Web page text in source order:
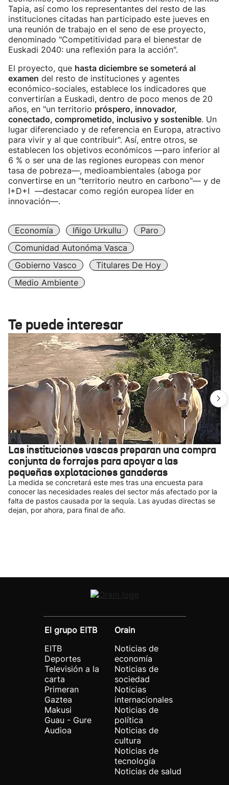
Tapia, así como los representantes del resto de las
instituciones citadas han participado este jueves en
una reunión de trabajo en el seno de ese proyecto,
denominado "Competitividad para el bienestar de
Euskadi 2040: una reflexión para la acción".
El proyecto, que hasta diciembre se someterá al
examen del resto de instituciones y agentes
económico-sociales, establece los indicadores que
convertirían a Euskadi, dentro de poco menos de 20
años, en "un territorio próspero, innovador,
conectado, comprometido, inclusivo y sostenible. Un
lugar diferenciado y de referencia en Europa, atractivo
para vivir y al que contribuir". Así, entre otros, se
establecen los objetivos económicos —paro inferior al
6 % o ser una de las regiones europeas con menor
tasa de pobreza—, medioambientales (aboga por
convertirse en un "territorio neutro en carbono"— y de
I+D+I —destacar como región europea líder en
innovación—.
Economía Iñigo Urkullu
Paro
Comunidad Autonóma Vasca
Gobierno Vasco
Titulares De Hoy
Medio Ambiente
Te puede interesar
Las instituciones vascas preparan una compra
conjunta de forrajes para apoyar a las
pequeñas explotaciones ganaderas
La medida se concretará este mes tras una encuesta para
conocer las necesidades reales del sector más afectado por la
falta de pastos causada por la sequía. Las ayudas directas se
dejan, por ahora, para final de año.
El grupo EITB
EITB
Deportes
Televisión a la
carta
Primeran
Gaztea
Makusi
Guau - Gure
Audioa
Orain
Noticias de
economía
Noticias de
sociedad
Noticias
internacionales
Noticias de
política
Noticias de
cultura
Noticias de
tecnología
Noticias de salud